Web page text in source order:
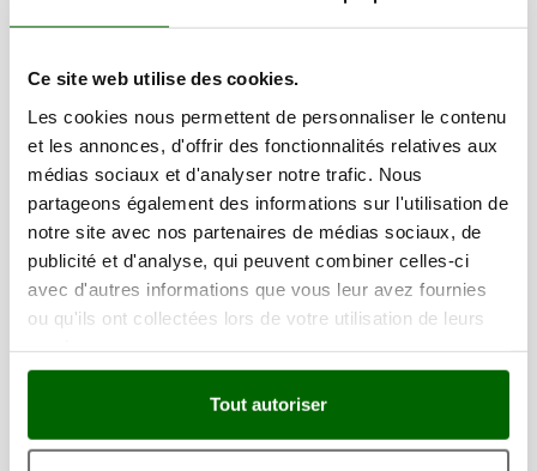
Ce site web utilise des cookies.
Les cookies nous permettent de personnaliser le contenu
et les annonces, d'offrir des fonctionnalités relatives aux
médias sociaux et d'analyser notre trafic. Nous
partageons également des informations sur l'utilisation de
notre site avec nos partenaires de médias sociaux, de
publicité et d'analyse, qui peuvent combiner celles-ci
avec d'autres informations que vous leur avez fournies
ou qu'ils ont collectées lors de votre utilisation de leurs
Tout autoriser